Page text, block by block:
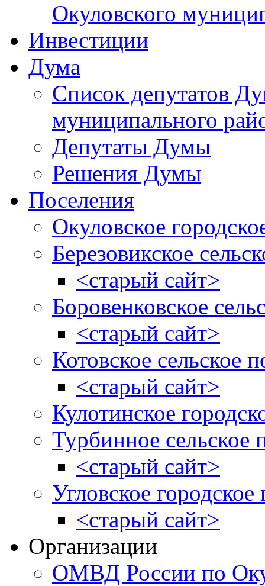
Окуловского
Инвестиции
Дума
Список депутатов
муниципального
Депутаты Думы
Решения Думы
Поселения
Окуловское
Березовикское
<старый сайт>
Боровенковское
<старый сайт>
Котовское сельское
<старый сайт>
Кулотинское
Турбинное сельское
<старый сайт>
Угловское городское
<старый сайт>
Организации
ОМВД России по